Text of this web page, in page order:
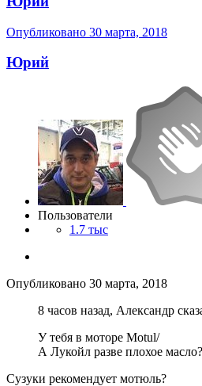
Опубликовано 30 марта, 2018
Юрий
Пользователи
1.7 тыс
Опубликовано 30 марта, 2018
8 часов назад, Александр
У тебя в моторе Motul/
А Лукойл разве плохое масло?
Сузуки рекомендует мотюль?